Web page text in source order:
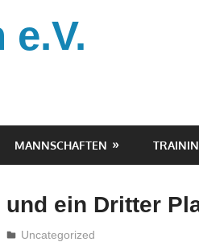
MANNSCHAFTEN
ein Dritter
Uncategorized